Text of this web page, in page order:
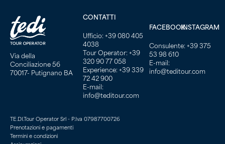
Via della
Conciliazione 56
70017- Putignano BA
CONTATTI
Ufficio: +39 080 405
4038
Tour Operator: +39
320 90 77 058
Experience: +39 339
72 42 900
E-mail:
info@teditour.com
FACEBOOKINSTAGRAM
Consulente: +39 375
53 98 610
E-mail:
info@teditour.com
TE.DI.Tour Operator Srl - P.Iva 07987700726
Prenotazioni e pagamenti
Termini e condizioni